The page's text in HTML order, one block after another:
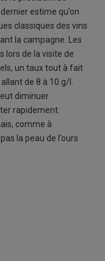
estime qu’on
classiques des vins
la campagne. Les
lors de la visite de
un taux tout à fait
de 8 à 10 g/l.
diminuer
rapidement.
comme à
la peau de l’ours